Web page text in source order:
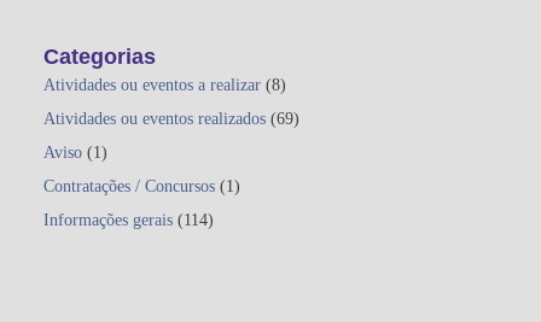
Categorias
Atividades ou eventos a realizar (8)
Atividades ou eventos realizados (69)
Aviso (1)
Contratações / Concursos (1)
Informações gerais (114)